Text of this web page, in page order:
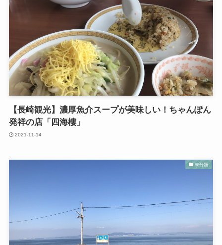
【長崎観光】濃厚魚介スープが美味しい！ちゃんぽん
発祥の店「四海樓」
2021-11-14
未分類